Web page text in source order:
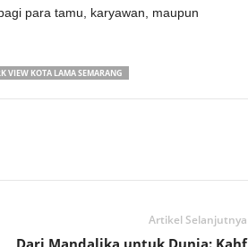
para tamu, karyawan, maupun
VIEW KOTA LAMA SEMARANG
Artikel Selanjutnya